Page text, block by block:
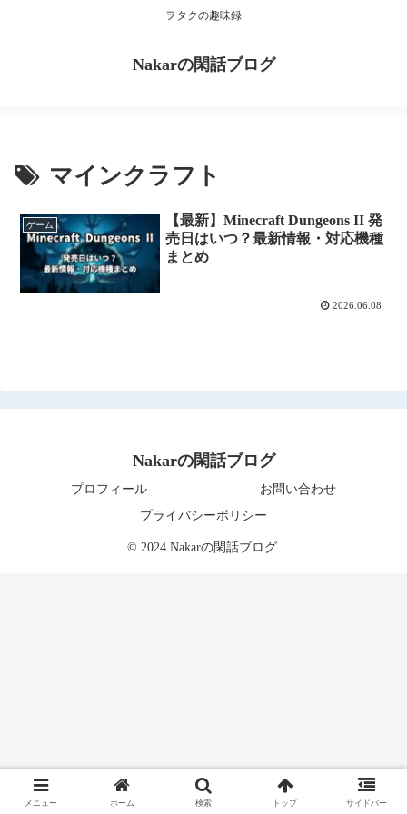
ヲタクの趣味録
Nakarの閑話ブログ
マインクラフト
ゲーム
【最新】Minecraft Dungeons II 発
売日はいつ？最新情報・対応機種
まとめ
2026.06.08
Nakarの閑話ブログ
プロフィール
お問い合わせ
プライバシーポリシー
© 2024 Nakarの閑話ブログ.
メニュー ホーム 検索 トップ サイドバー